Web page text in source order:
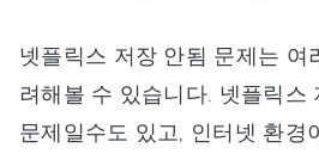
넷플릭스 저장 안됨 문제는 여
려해볼 수 있습니다. 넷플릭스
문제일수도 있고, 인터넷 환경